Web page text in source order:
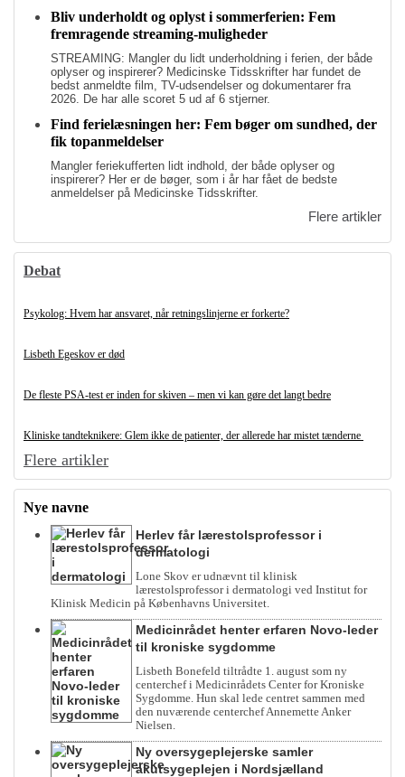
Bliv underholdt og oplyst i sommerferien: Fem
fremragende streaming-muligheder
STREAMING: Mangler du lidt underholdning i ferien, der både
oplyser og inspirerer? Medicinske Tidsskrifter har fundet de
bedst anmeldte film, TV-udsendelser og dokumentarer fra
2026. De har alle scoret 5 ud af 6 stjerner.
Find ferielæsningen her: Fem bøger om sundhed, der
fik topanmeldelser
Mangler feriekufferten lidt indhold, der både oplyser og
inspirerer? Her er de bøger, som i år har fået de bedste
anmeldelser på Medicinske Tidsskrifter.
Flere artikler
Debat
Psykolog: Hvem har ansvaret, når retningslinjerne er forkerte?
Lisbeth Egeskov er død
De fleste PSA-test er inden for skiven – men vi kan gøre det langt bedre
Kliniske tandteknikere: Glem ikke de patienter, der allerede har mistet tænderne
Flere artikler
Nye navne
Herlev får lærestolsprofessor i
dermatologi
Lone Skov er udnævnt til klinisk
lærestolsprofessor i dermatologi ved Institut for
Klinisk Medicin på Københavns Universitet.
Medicinrådet henter erfaren Novo-leder
til kroniske sygdomme
Lisbeth Bonefeld tiltrådte 1. august som ny
centerchef i Medicinrådets Center for Kroniske
Sygdomme. Hun skal lede centret sammen med
den nuværende centerchef Annemette Anker
Nielsen.
Ny oversygeplejerske samler
akutsygeplejen i Nordsjælland